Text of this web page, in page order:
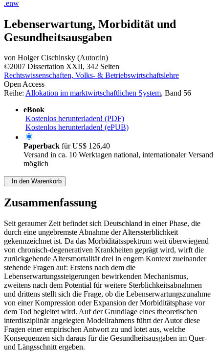
.enw
Lebenserwartung, Morbidität und
Gesundheitsausgaben
von Holger Cischinsky (Autor:in)
©2007 Dissertation XXII, 342 Seiten
Rechtswissenschaften, Volks- & Betriebswirtschaftslehre
Open Access
Reihe: Allokation im marktwirtschaftlichen System, Band 56
eBook
Kostenlos herunterladen! (PDF)
Kostenlos herunterladen! (ePUB)
Paperback fürUS$ 126,40
Versand in ca. 10 Werktagen national, internationaler Versand
möglich
In den Warenkorb
Zusammenfassung
Seit geraumer Zeit befindet sich Deutschland in einer Phase, die
durch eine ungebremste Abnahme der Alterssterblichkeit
gekennzeichnet ist. Da das Morbiditätsspektrum weit überwiegend
von chronisch-degenerativen Krankheiten geprägt wird, wirft die
zurückgehende Altersmortalität drei in engem Kontext zueinander
stehende Fragen auf: Erstens nach dem die
Lebenserwartungssteigerungen bewirkenden Mechanismus,
zweitens nach dem Potential für weitere Sterblichkeitsabnahmen
und drittens stellt sich die Frage, ob die Lebenserwartungszunahme
von einer Kompression oder Expansion der Morbiditätsphase vor
dem Tod begleitet wird. Auf der Grundlage eines theoretischen
interdisziplinär angelegten Modellrahmens führt der Autor diese
Fragen einer empirischen Antwort zu und lotet aus, welche
Konsequenzen sich daraus für die Gesundheitsausgaben im Quer-
und Längsschnitt ergeben.